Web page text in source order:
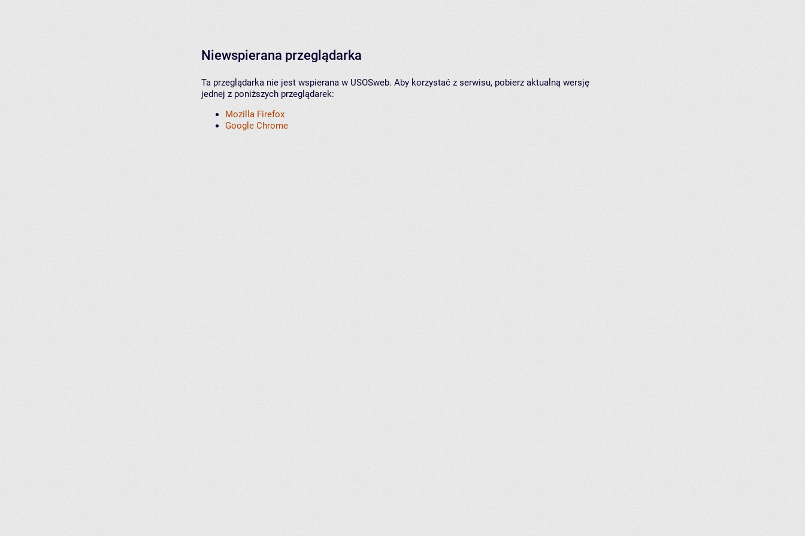
Niewspierana przeglądarka
Ta przeglądarka nie jest wspierana w USOSweb. Aby korzystać z serwisu, pobierz aktualną wersję
jednej z poniższych przeglądarek:
Mozilla Firefox
Google Chrome